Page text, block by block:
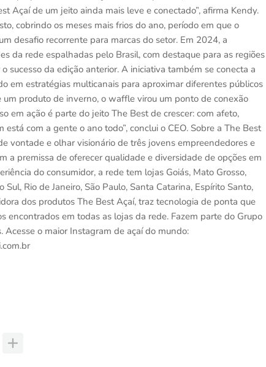
Açaí de um jeito ainda mais leve e conectado”, afirma Kendy.
cobrindo os meses mais frios do ano, período em que o
desafio recorrente para marcas do setor. Em 2024, a
da rede espalhadas pelo Brasil, com destaque para as regiões
sucesso da edição anterior. A iniciativa também se conecta a
em estratégias multicanais para aproximar diferentes públicos
produto de inverno, o waffle virou um ponto de conexão
em ação é parte do jeito The Best de crescer: com afeto,
com a gente o ano todo”, conclui o CEO. Sobre a The Best
vontade e olhar visionário de três jovens empreendedores e
a premissa de oferecer qualidade e diversidade de opções em
do consumidor, a rede tem lojas Goiás, Mato Grosso,
Rio de Janeiro, São Paulo, Santa Catarina, Espírito Santo,
dos produtos The Best Açaí, traz tecnologia de ponta que
em todas as lojas da rede. Fazem parte do Grupo
o maior Instagram de açaí do mundo: